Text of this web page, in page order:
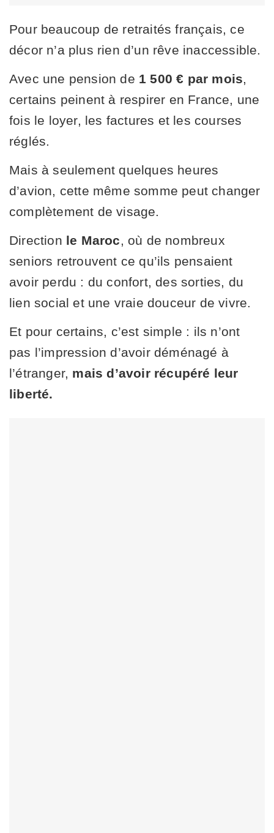
Pour beaucoup de retraités français, ce
décor n’a plus rien d’un rêve inaccessible.
Avec une pension de 1 500 € par mois
certains peinent à respirer en France, une
fois le loyer, les factures et les courses
réglés.
Mais à seulement quelques heures
d’avion, cette même somme peut changer
complètement de visage.
Direction le Maroc , où de nombreux
seniors retrouvent ce qu’ils pensaient
avoir perdu : du confort, des sorties, du
lien social et une vraie douceur de vivre.
Et pour certains, c’est simple : ils n’ont
pas l’impression d’avoir déménagé à
l’étranger, mais d’avoir récupéré leur
liberté.